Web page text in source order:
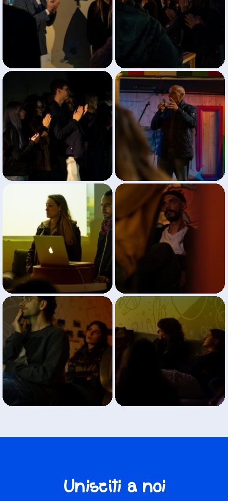
Unisciti a noi